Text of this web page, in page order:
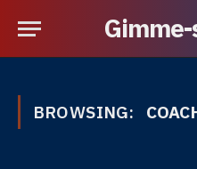
BROWSING: